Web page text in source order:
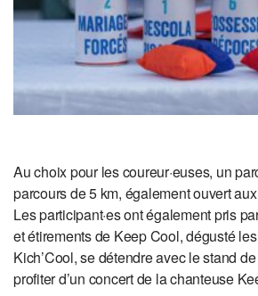
Au choix pour les coureur·euses, un
parcours de 5 km, également ouvert
Les participant·es ont également pris
et étirements de Keep Cool, dégusté
Kich’Cool, se détendre avec le stand
profiter d’un concert de la chanteuse